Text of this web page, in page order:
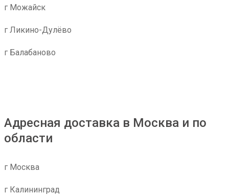
г Можайск
г Ликино-Дулёво
г Балабаново
Адресная доставка в Москва и по
области
г Москва
г Калининград